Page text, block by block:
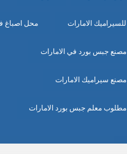
للسيراميك الامارات محل اصباغ
مصنع جبس بورد في الامارات
مصنع سيراميك الامارات
مطلوب معلم جبس بورد الامارات